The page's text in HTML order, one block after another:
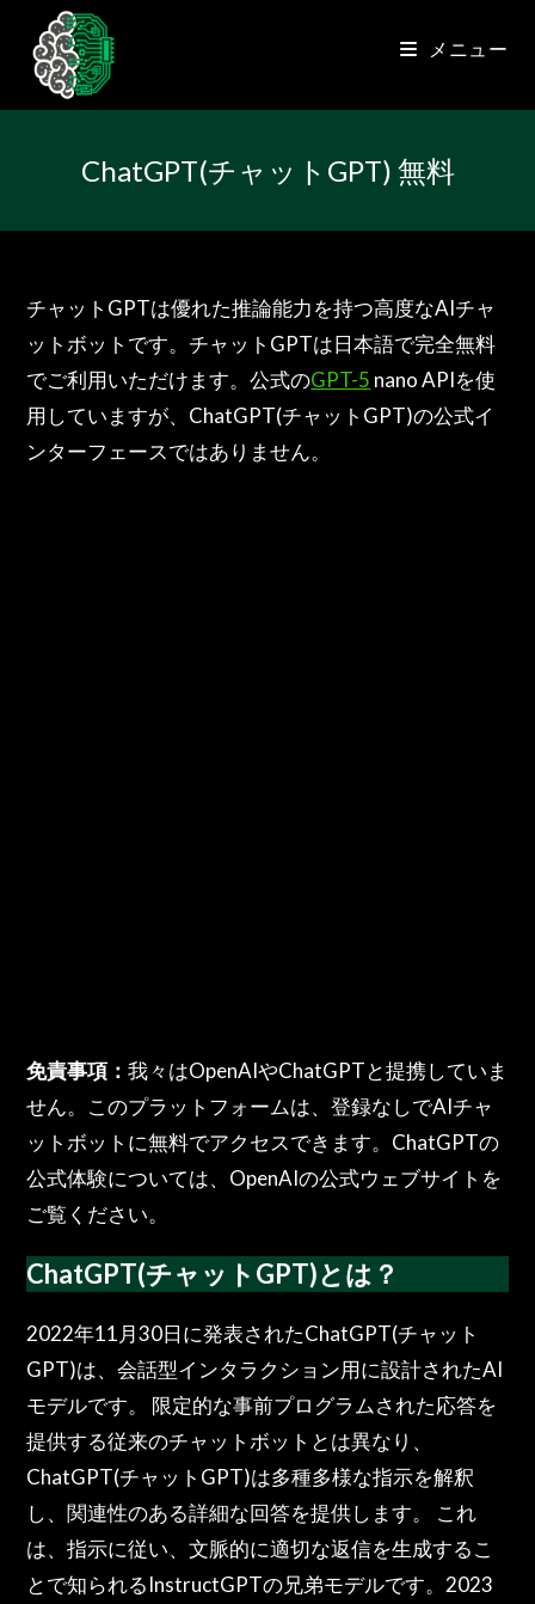
メニュー
ChatGPT(チャットGPT) 無料
チャットGPTは優れた推論能力を持つ高度なAIチャ
ットボットです。チャットGPTは日本語で完全無料
でご利用いただけます。公式のGPT-5 nano APIを使
用していますが、ChatGPT(チャットGPT)の公式イ
ンターフェースではありません。
免責事項：我々はOpenAIやChatGPTと提携していま
せん。このプラットフォームは、登録なしでAIチャ
ットボットに無料でアクセスできます。ChatGPTの
公式体験については、OpenAIの公式ウェブサイトを
ご覧ください。
ChatGPT(チャットGPT)とは？
2022年11月30日に発表されたChatGPT(チャット
GPT)は、会話型インタラクション用に設計されたAI
モデルです。 限定的な事前プログラムされた応答を
提供する従来のチャットボットとは異なり、
ChatGPT(チャットGPT)は多種多様な指示を解釈
し、関連性のある詳細な回答を提供します。 これ
は、指示に従い、文脈的に適切な返信を生成するこ
とで知られるInstructGPTの兄弟モデルです。2023